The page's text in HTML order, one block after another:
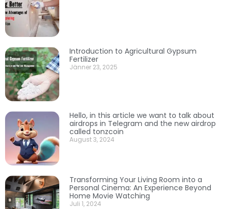
Introduction to Agricultural Gypsum
Fertilizer
Jänner 23, 2025
Hello, in this article we want to talk about
airdrops in Telegram and the new airdrop
called tonzcoin
August 3, 2024
Transforming Your Living Room into a
Personal Cinema: An Experience Beyond
Home Movie Watching
Juli 1, 2024